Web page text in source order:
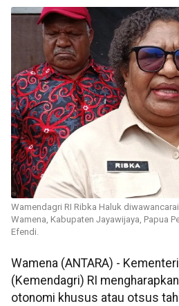
Wamendagri RI Ribka Haluk
Wamena, Kabupaten Jayawijaya, Papua
Efendi.
Wamena (ANTARA) -
(Kemendagri) RI
otonomi khusus atau otsus